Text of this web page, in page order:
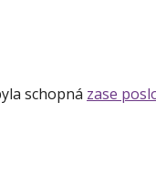
schopná zase